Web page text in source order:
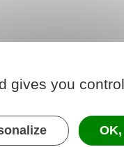
gives you